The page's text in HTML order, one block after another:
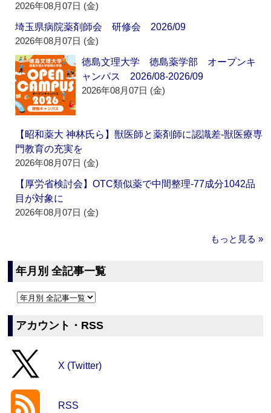
2026年08月07日 (金)
埼玉県病院薬剤師会 研修会 2026/09
2026年08月07日 (金)
徳島文理大学 徳島薬学部 オープンキ
ャンパス 2026/08-2026/09
2026年08月07日 (金)
【昭和薬大 神林氏ら】獣医師と薬剤師に認識差‐獣医療専
門教育の充実を
2026年08月07日 (金)
【厚労省検討会】OTC類似薬で中間整理‐77成分1042品
目が対象に
2026年08月07日 (金)
もっと見る »
年月別 全記事一覧
アカウント・RSS
X (Twitter)
RSS